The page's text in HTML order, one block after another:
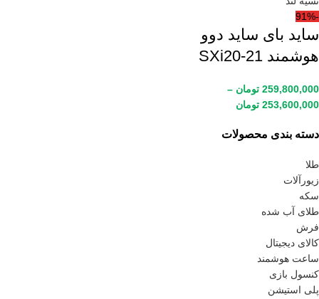
دسته بندی محصولات
طلا
زیورآلات
سکه
طلای آب شده
فرش
کالای دیجیتال
ساعت هوشمند
کنسول بازی
پلی استیشن
-91%
ساید بای ساید دوو
هوشمند SXi20-21
259,800,000 تومان –
253,600,000 تومان